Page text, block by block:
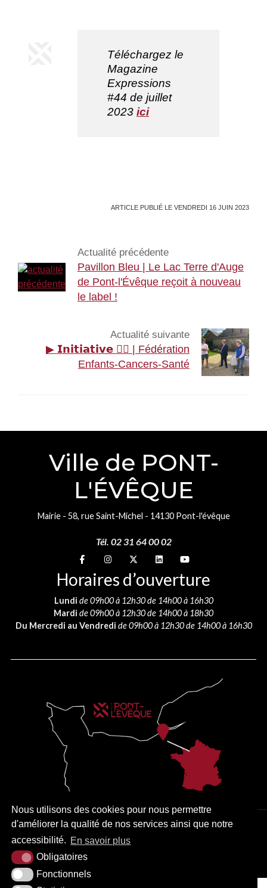
Nous utilisons des cookies pour nous permettre
d'améliorer la qualité de nos services ainsi que notre
accessibilité. En savoir plus
Obligatoires
Fonctionnels
Téléchargez le
Magazine
Expressions
#44 de juillet
2023 ici
ARTICLE PUBLIÉ LE VENDREDI 16 JUIN 2023
Actualité précédente
Pavillon Bleu | Le Lac Terre d'Auge
de Pont-l'Évêque reçoit à nouveau
le label !
Actualité suivante
▶ 𝗜𝗻𝗶𝘁𝗶𝗮𝘁𝗶𝘃𝗲 🚶‍♂️ | Fédération
Enfants-Cancers-Santé
Ville de PONT-
L'ÉVÊQUE
Mairie - 58, rue Saint-Michel - 14130 Pont-l'évêque
Tél. 02 31 64 00 02
Suivez-nous sur
Suivez-nous sur
Suivez-nous sur
Suivez-nous sur
Suivez-nous sur
Horaires d’ouverture
Lundi de 09h00 à 12h30 de 14h00 à 16h30
Mardi de 09h00 à 12h30 de 14h00 à 18h30
Du Mercredi au Vendredi de 09h00 à 12h30 de 14h00 à 16h30
PLAN DU SITE MENTIONS LÉGALES ACCESSIBILITÉ